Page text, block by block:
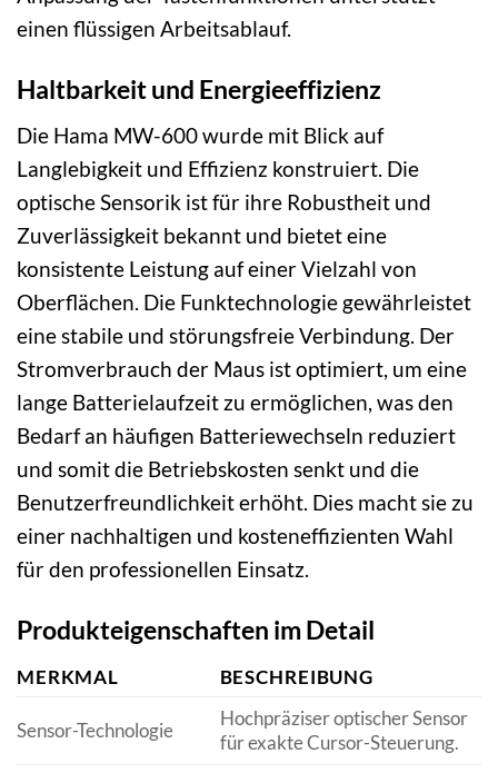
einen flüssigen Arbeitsablauf.
Haltbarkeit und Energieeffizienz
Die Hama MW-600 wurde mit Blick auf
Langlebigkeit und Effizienz konstruiert. Die
optische Sensorik ist für ihre Robustheit und
Zuverlässigkeit bekannt und bietet eine
konsistente Leistung auf einer Vielzahl von
Oberflächen. Die Funktechnologie gewährleistet
eine stabile und störungsfreie Verbindung. Der
Stromverbrauch der Maus ist optimiert, um eine
lange Batterielaufzeit zu ermöglichen, was den
Bedarf an häufigen Batteriewechseln reduziert
und somit die Betriebskosten senkt und die
Benutzerfreundlichkeit erhöht. Dies macht sie zu
einer nachhaltigen und kosteneffizienten Wahl
für den professionellen Einsatz.
Produkteigenschaften im Detail
MERKMAL BESCHREIBUNG
Sensor-Technologie
Hochpräziser optischer Sensor
für exakte Cursor-Steuerung.